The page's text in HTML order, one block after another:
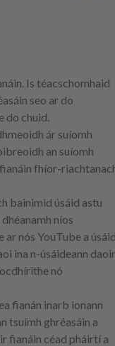
Is téacschomhaid
seo ar do
do chuid.
ár suíomh
an suíomh
fhíor-
bainimid úsáid astu
níos
nós YouTube a
ina n-úsáideann
nó
fianán inarb ionann
tsuímh ghréasáin a
fianáin céad pháirtí a